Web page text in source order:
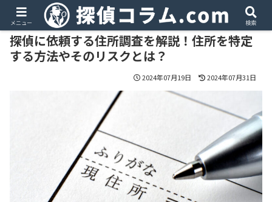
PR
探偵に依頼する住所調査を解説！住所を特定
する方法やそのリスクとは？
2024年07月19日 2024年07月31日
メニュー 検索